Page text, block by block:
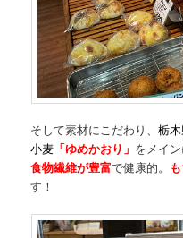
そして素材にこだわり、栃
小麦 「ゆめかおり」 をメイ
食物繊維が豊富で健康的。
す！